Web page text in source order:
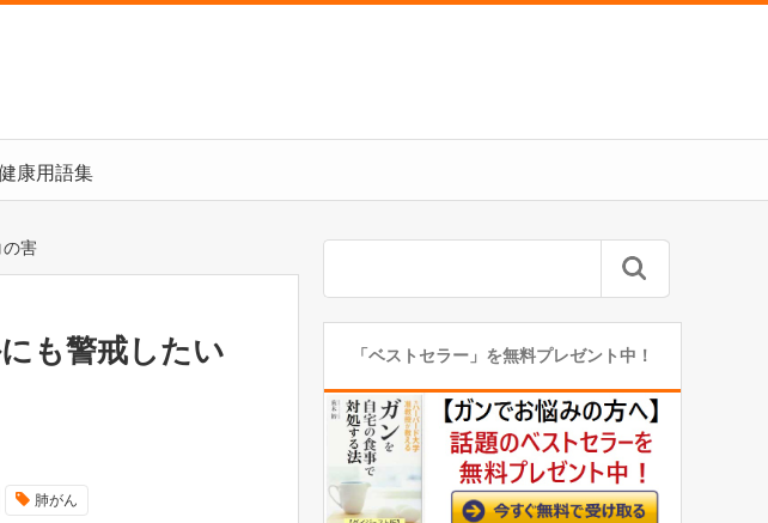
康用語集
の害
も警戒したい
肺がん
「ベストセラー」を無料プレゼント中！